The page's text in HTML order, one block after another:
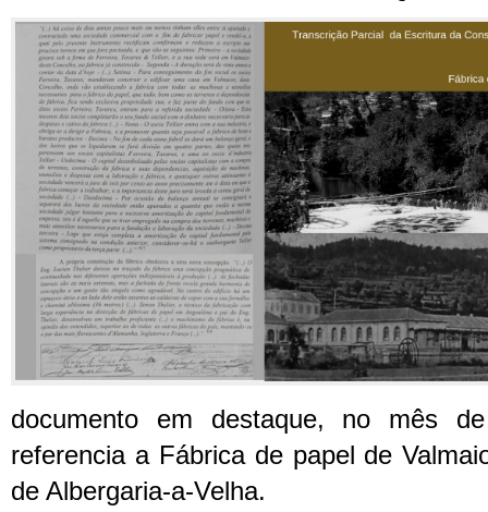
documento em destaque, no mês
referencia a Fábrica de papel de
de Albergaria-a-Velha.